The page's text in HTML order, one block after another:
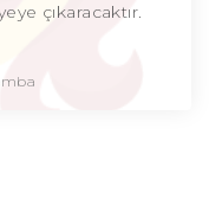
çıkaracaktır.